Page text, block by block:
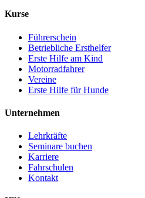
Kurse
Führerschein
Betriebliche Ersthelfer
Erste Hilfe am Kind
Motorradfahrer
Vereine
Erste Hilfe für Hunde
Unternehmen
Lehrkräfte
Seminare buchen
Karriere
Fahrschulen
Kontakt